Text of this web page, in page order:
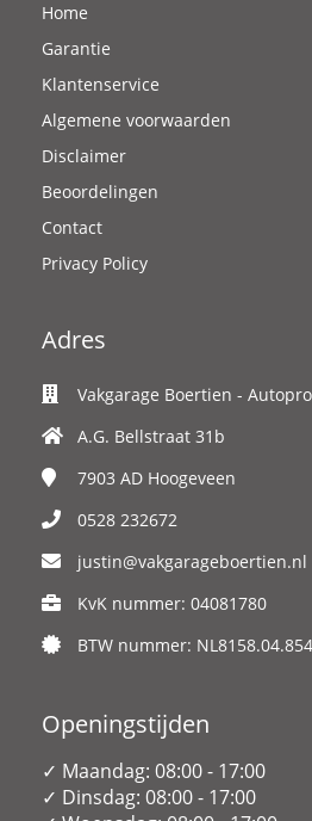
Home
Garantie
Klantenservice
Algemene voorwaarden
Disclaimer
Beoordelingen
Contact
Privacy Policy
Adres
Vakgarage Boertien -
A.G. Bellstraat 31b
7903 AD Hoogeveen
0528 232672
justin@vakgarageboertien.nl
KvK nummer: 04081780
BTW nummer:
Openingstijden
✓ Maandag: 08:00 - 17:00
✓ Dinsdag: 08:00 - 17:00